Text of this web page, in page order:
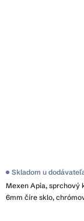
Mexen Apia, sprchový
6mm číre sklo,
Skladom u